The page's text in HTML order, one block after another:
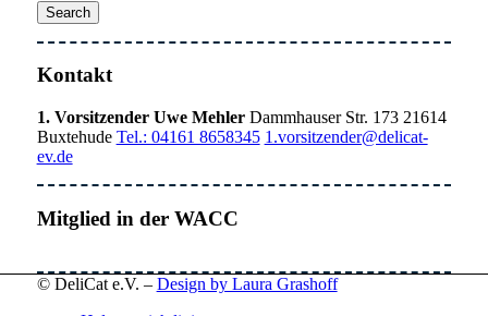
Kontakt
1. Vorsitzender Uwe MehlerDammhauser Str. 173 21614
Buxtehude Tel.: 04161 8658345 1.vorsitzender@delicat-
ev.de
Mitglied in der WACC
© DeliCat e.V. – Design by Laura Grashoff